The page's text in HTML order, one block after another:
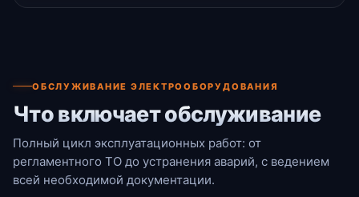
ОБСЛУЖИВАНИЕ ЭЛЕКТРООБОРУДОВАНИЯ
Что включает обслуживание
Полный цикл эксплуатационных работ: от
регламентного ТО до устранения аварий, с ведением
всей необходимой документации.